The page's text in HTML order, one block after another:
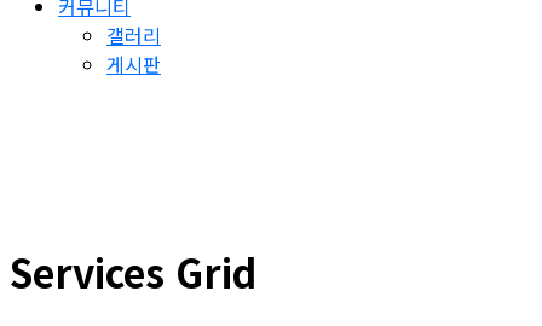
커뮤니티
갤러리
게시판
Services Grid